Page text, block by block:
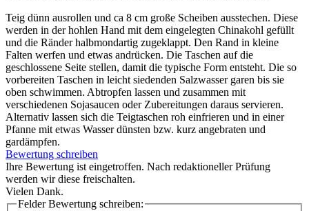
Teig dünn ausrollen und ca 8 cm große Scheiben ausstechen. Diese
werden in der hohlen Hand mit dem eingelegten Chinakohl gefüllt
und die Ränder halbmondartig zugeklappt. Den Rand in kleine
Falten werfen und etwas andrücken. Die Taschen auf die
geschlossene Seite stellen, damit die typische Form entsteht. Die so
vorbereiten Taschen in leicht siedenden Salzwasser garen bis sie
oben schwimmen. Abtropfen lassen und zusammen mit
verschiedenen Sojasaucen oder Zubereitungen daraus servieren.
Alternativ lassen sich die Teigtaschen roh einfrieren und in einer
Pfanne mit etwas Wasser dünsten bzw. kurz angebraten und
gardämpfen.
Bewertung schreiben
Ihre Bewertung ist eingetroffen. Nach redaktioneller Prüfung
werden wir diese freischalten.
Vielen Dank.
Felder Bewertung schreiben: